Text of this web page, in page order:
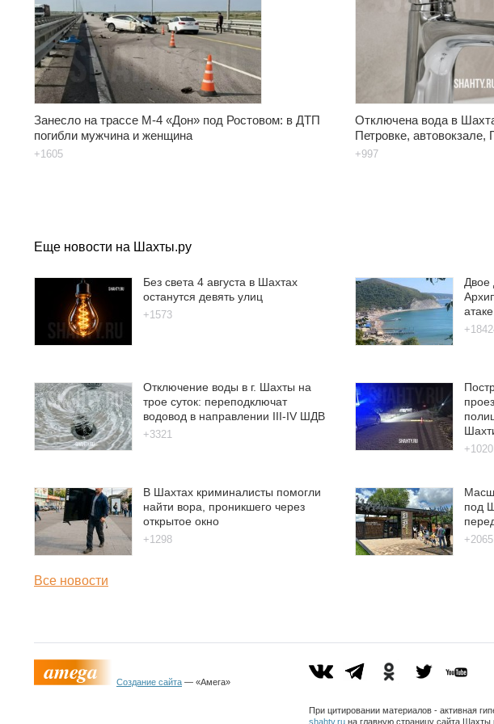
Занесло на трассе М-4 «Дон» под Ростовом: в ДТП
погибли мужчина и женщина
+1605
Отключена вода в
Петровке, автовокзале,
+997
Еще новости на Шахты.ру
Без света 4 августа в Шахтах
останутся девять улиц
+1573
Двое
Отключение воды в г. Шахты на
трое суток: переподключат
водовод в направлении III-IV ШДВ
+3321
+1020
В Шахтах криминалисты помогли
найти вора, проникшего через
открытое окно
+1298
под
+2065
Все новости
Создание сайта — «Амега»
При цитировании материалов - активная
shahty.ru на главную страницу сайта